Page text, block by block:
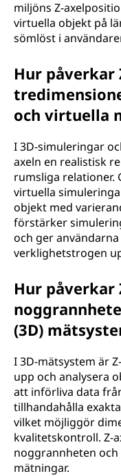
miljöns Z-
virtuella objekt på
sömlöst i
Hur påverkar
och virtuella
I 3D-simuleringar
axeln en realistisk
rumsliga relationer.
virtuella
objekt med
förstärker
och ger
verklighetstrogen
Hur påverkar
(3D)
I 3D-mätsystem är
upp och analysera
att införliva data
tillhandahålla
vilket möjliggör
kvalitetskontroll. Z-
noggrannheten
mätningar.